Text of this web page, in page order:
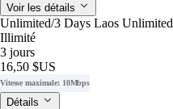
Voir les détails
Unlimited/3 Days Laos Unlimited
Illimité
3 jours
16,50 $US
Vitesse maximale: 10Mbps
Détails